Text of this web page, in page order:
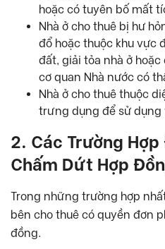
hoặc có tuyên bố mất
Nhà ở cho thuê bị hư
đổ hoặc thuộc khu vực
đất, giải tỏa nhà ở
cơ quan Nhà nước có
Nhà ở cho thuê thuộc
trưng dụng để sử dụng
2. Các Trường
Chấm Dứt Hợp
Trong những trường hợp
bên cho thuê có quyền đơn
đồng.